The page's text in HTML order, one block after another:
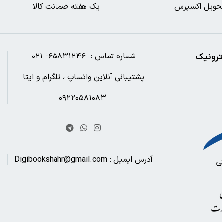
اکسپرس یک هفته ضمانت کالا
شماره تماس : ۶۵۸۳۱۲۴۶- ۰۲۱
پشتیبانی آنلاین واتساپ ، تلگرام و ایتا
آدرس ایمیل : Digibookshahr@gmail.com